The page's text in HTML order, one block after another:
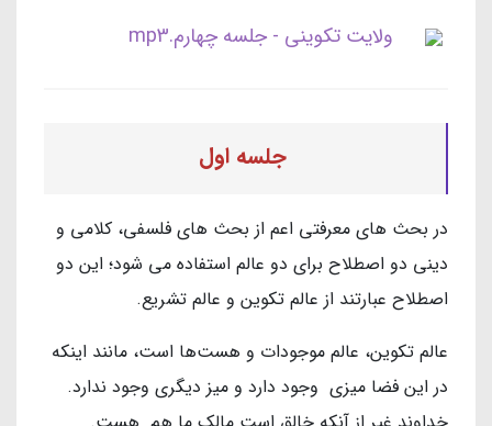
ولایت تکوینی - جلسه چهارم.mp3
جلسه اول
در بحث های معرفتی اعم از بحث های فلسفی، کلامی و
دینی دو اصطلاح برای دو عالم استفاده می شود؛ این دو
اصطلاح عبارتند از عالم تکوین و عالم تشریع.
عالم تکوین، عالم موجودات و هست‌ها است، مانند اینکه
در این فضا میزی وجود دارد و میز دیگری وجود ندارد.